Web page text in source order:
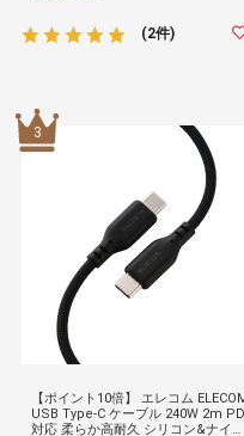
(2件)
3
【ポイント10倍】 エレコム
USB Type-C ケーブル 240W 2m PD
対応 柔らか高耐久 シリコン&ナイロ